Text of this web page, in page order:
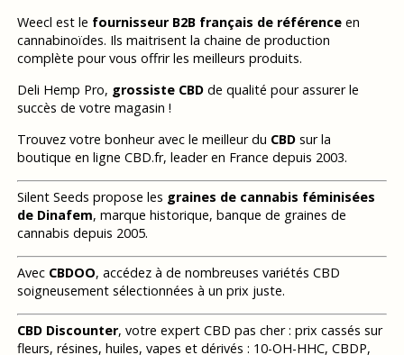
Weecl est le fournisseur B2B français de référenceen
cannabinoïdes. Ils maitrisent la chaine de production
complète pour vous offrir les meilleurs produits.
Deli Hemp Pro, grossiste CBDde qualité pour assurer le
succès de votre magasin !
Trouvez votre bonheur avec le meilleur du CBDsur la
boutique en ligne CBD.fr, leader en France depuis 2003.
Silent Seeds propose les graines de cannabis féminisées
de Dinafem, marque historique, banque de graines de
cannabis depuis 2005.
Avec CBDOO, accédez à de nombreuses variétés CBD
soigneusement sélectionnées à un prix juste.
CBD Discounter, votre expert CBD pas cher : prix cassés sur
fleurs, résines, huiles, vapes et dérivés : 10-OH-HHC, CBDP,